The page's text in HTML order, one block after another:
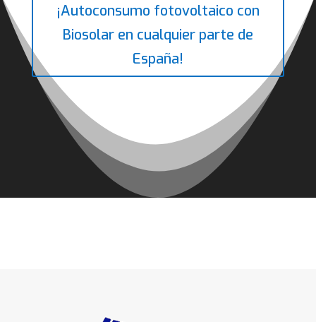
¡Autoconsumo fotovoltaico con
Biosolar en cualquier parte de
España!